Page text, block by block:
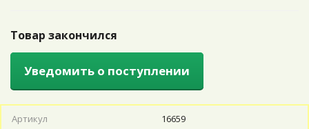
Товар закончился
Уведомить о поступлении
Артикул
16659